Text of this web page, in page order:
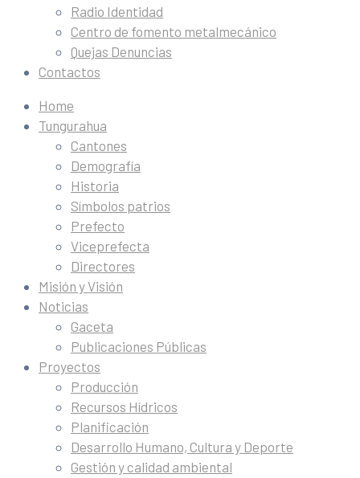
Radio Identidad
Centro de fomento metalmecánico
Quejas Denuncias
Contactos
Home
Tungurahua
Cantones
Demografía
Historia
Símbolos patrios
Prefecto
Viceprefecta
Directores
Misión y Visión
Noticias
Gaceta
Publicaciones Públicas
Proyectos
Producción
Recursos Hídricos
Planificación
Desarrollo Humano, Cultura y Deporte
Gestión y calidad ambiental